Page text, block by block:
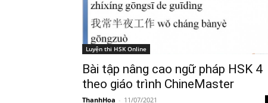
Luyện thi HSK Online
Bài tập nâng cao ngữ pháp HSK 4
theo giáo trình ChineMaster
ThanhHoa - 11/07/2021